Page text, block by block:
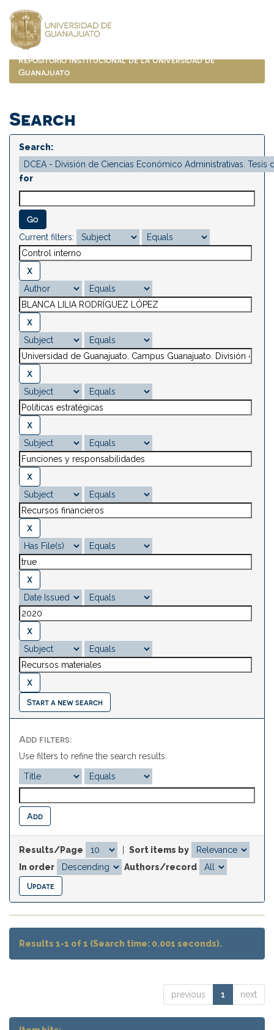
navigation
Repositorio Institucional de la Universidad de
Guanajuato
Search
Search:
for
Current filters:
Start a new search
Add filters:
Use filters to refine the search results.
Results/Page
Sort items by
In order
Authors/record
Results 1-1 of 1 (Search time: 0.001 seconds).
previous 1 next